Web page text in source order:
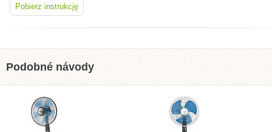
Pobierz instrukcję
Podobné návody